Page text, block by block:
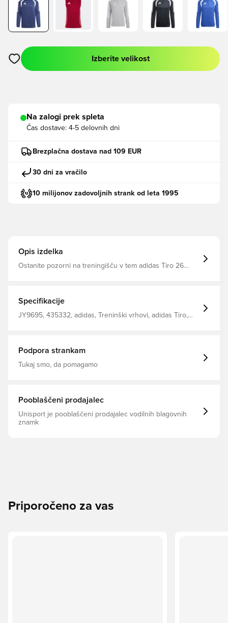
Odpre Modal za prijavo ali vpis kot član
Izberite velikost
Na zalogi prek spleta
Čas dostave: 4-5 delovnih dni
Brezplačna dostava nad 109 EUR
30 dni za vračilo
10 milijonov zadovoljnih strank od leta 1995
Opis izdelka
Ostanite pozorni na treningišču v tem adidas Tiro 26
Mrežasti vložki Tehnologija Climacool Tanko prileganje
100% recikliran poliester
Specifikacije
JY9695, 435332, adidas, Treninški vrhovi, adidas Tiro,
Podpora strankam
Tukaj smo, da pomagamo
Pooblaščeni prodajalec
Unisport je pooblaščeni prodajalec vodilnih blagovnih
znamk
Priporočeno za vas